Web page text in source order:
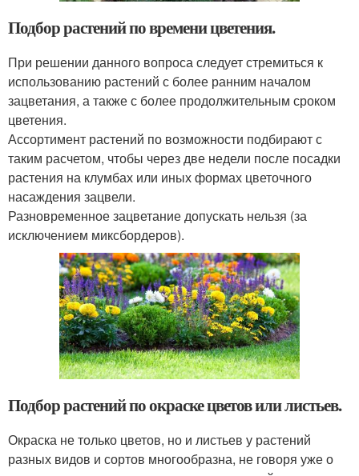
Подбор растений по времени цветения.
При решении данного вопроса следует стремиться к
использованию растений с более ранним началом
зацветания, а также с более продолжительным сроком
цветения.
Ассортимент растений по возможности подбирают с
таким расчетом, чтобы через две недели после посадки
растения на клумбах или иных формах цветочного
насаждения зацвели.
Разновременное зацветание допускать нельзя (за
исключением миксбордеров).
Подбор растений по окраске цветов или листьев.
Окраска не только цветов, но и листьев у растений
разных видов и сортов многообразна, не говоря уже о